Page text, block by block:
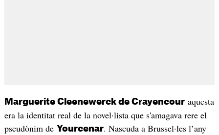
Marguerite Cleenewerck de Crayencouraquesta
era la identitat real de la novel·lista que s'amagava rere el
pseudònim de Yourcenar. Nascuda a Brussel·les l’any